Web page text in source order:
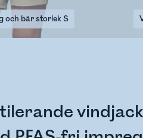
och bär storlek S